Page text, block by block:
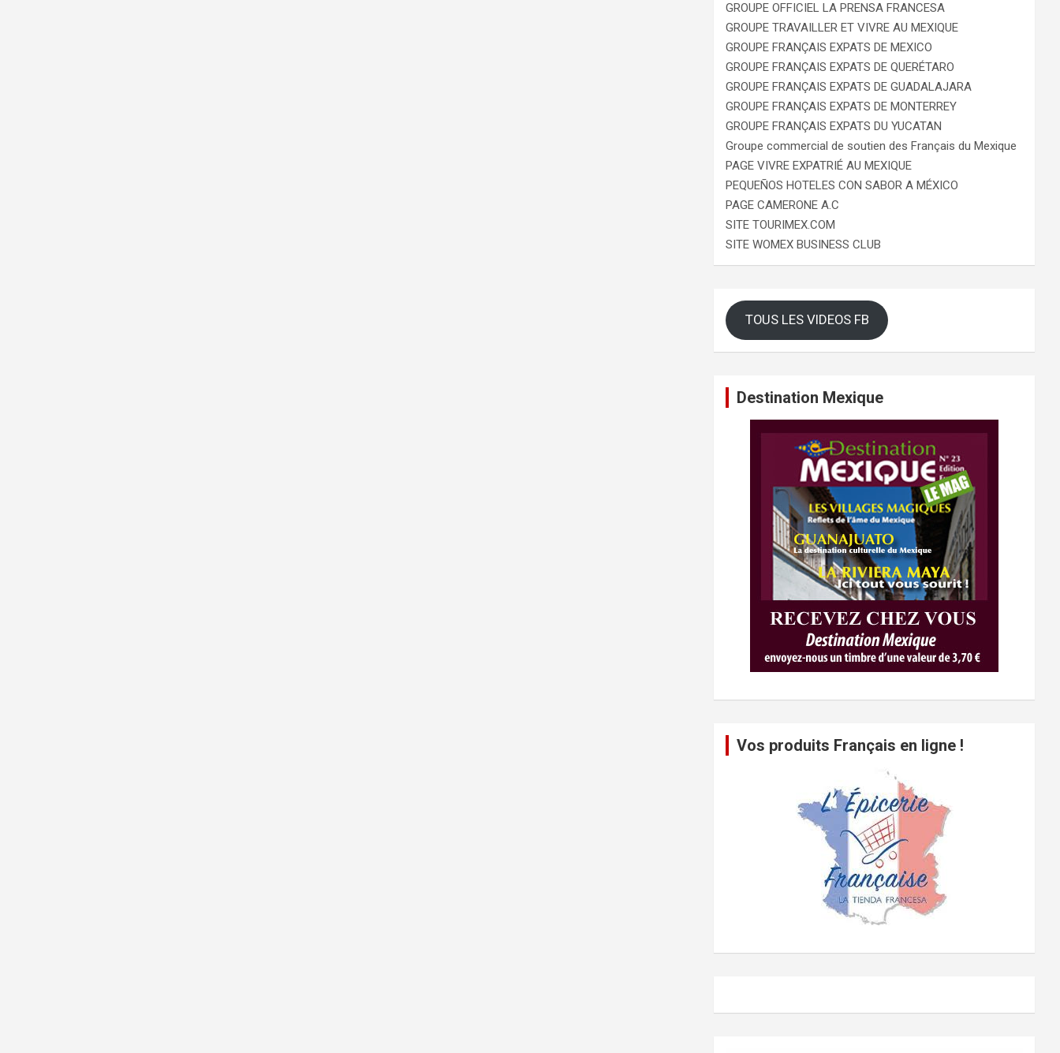
GROUPE OFFICIEL LA PRENSA FRANCESA
GROUPE TRAVAILLER ET VIVRE AU MEXIQUE
GROUPE FRANÇAIS EXPATS DE MEXICO
GROUPE FRANÇAIS EXPATS DE QUERÉTARO
GROUPE FRANÇAIS EXPATS DE GUADALAJARA
GROUPE FRANÇAIS EXPATS DE MONTERREY
GROUPE FRANÇAIS EXPATS DU YUCATAN
Groupe commercial de soutien des Français du Mexique
PAGE VIVRE EXPATRIÉ AU MEXIQUE
PEQUEÑOS HOTELES CON SABOR A MÉXICO
PAGE CAMERONE A.C
SITE TOURIMEX.COM
SITE WOMEX BUSINESS CLUB
TOUS LES VIDEOS FB
Destination Mexique
Vos produits Français en ligne !